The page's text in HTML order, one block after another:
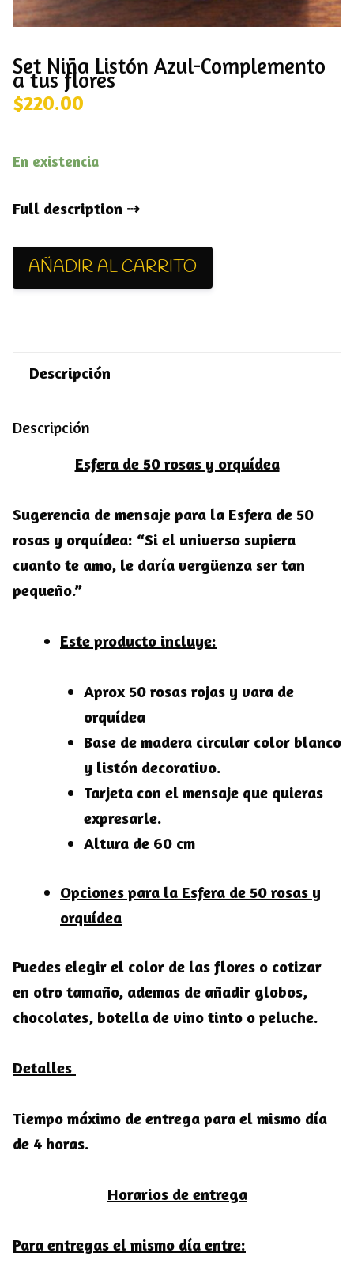
Set Niña Listón Azul-Complemento
a tus flores
$220.00
En existencia
Full description
AÑADIR AL CARRITO
Descripción
Descripción
Esfera de 50 rosas y orquídea
Sugerencia de mensaje para la Esfera de 50
rosas y orquídea: “Si el universo supiera
cuanto te amo, le daría vergüenza ser tan
pequeño.”
Este producto incluye:
Aprox 50 rosas rojas y vara de
orquídea
Base de madera circular color blanco
y listón decorativo.
Tarjeta con el mensaje que quieras
expresarle.
Altura de 60 cm
Opciones para la Esfera de 50 rosas y
orquídea
Puedes elegir el color de las flores o cotizar
en otro tamaño, ademas de añadir globos,
chocolates, botella de vino tinto o peluche.
Detalles
Tiempo máximo de entrega para el mismo día
de 4 horas.
Horarios de entrega
Para entregas el mismo día entre: